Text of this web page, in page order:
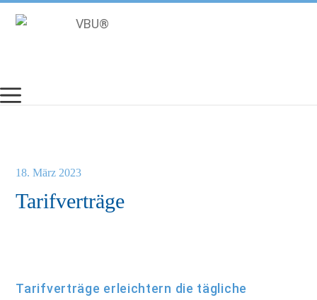
Inhalt
Tarifverträge
18. März 2023
Tarifverträge erleichtern die tägliche